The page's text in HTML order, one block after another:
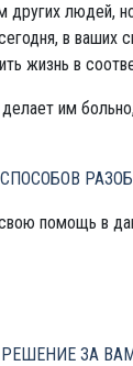
людей,
в ваших
жизнь в
им
помощь в
ЗА